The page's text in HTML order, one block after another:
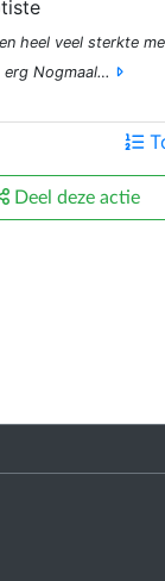
heel veel sterkte
erg Nogmaal…
Deel deze actie